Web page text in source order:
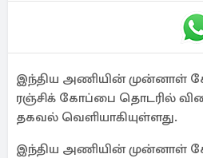
இந்திய அணியின் முன்னாள்
ரஞ்சிக் கோப்பை தொடரில்
தகவல் வெளியாகியுள்ளது.
இந்திய அணியின் முன்னாள்